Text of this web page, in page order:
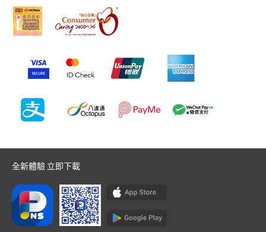
全新體驗 立即下載